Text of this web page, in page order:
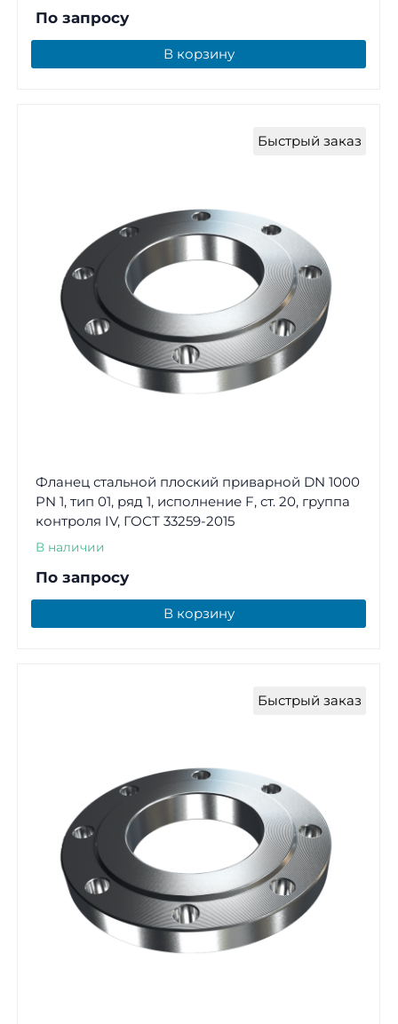
По запросу
В корзину
Быстрый заказ
Фланец стальной плоский приварной DN 1000
PN 1, тип 01, ряд 1, исполнение F, ст. 20, группа
контроля IV, ГОСТ 33259-2015
В наличии
По запросу
В корзину
Быстрый заказ